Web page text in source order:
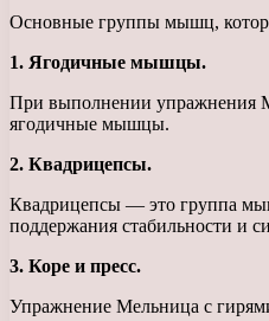
Основные группы мышц,
1. Ягодичные мышцы.
При выполнении упражнения
ягодичные мышцы.
2. Квадрицепсы.
Квадрицепсы — это группа
поддержания стабильности и
3. Коре и пресс.
Упражнение Мельница с